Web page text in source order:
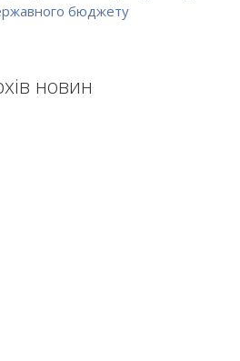
бюджету
новин